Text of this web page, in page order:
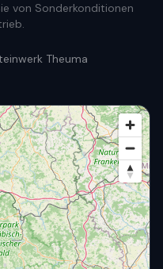
von Sonderkonditionen
Theuma